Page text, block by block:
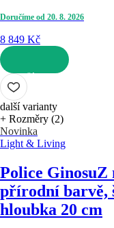
Doručíme od 20. 8. 2026
8 849 Kč
DO KOŠÍKU
další varianty
+ Rozměry (2)
Novinka
Light & Living
Police GinosuZ
přírodní barvě,
hloubka 20 cm